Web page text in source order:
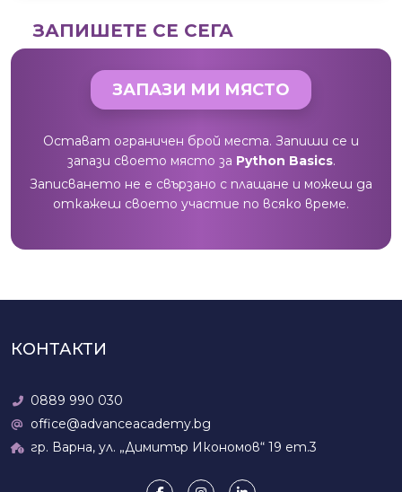
ЗАПИШЕТЕ СЕ СЕГА
ЗАПАЗИ МИ МЯСТО
Остават ограничен брой места. Запиши се и
запази своето място за Python Basics.
Записването не е свързано с плащане и можеш да
откажеш своето участие по всяко време.
КОНТАКТИ
0889 990 030
office@advanceacademy.bg
гр. Варна, ул. „Димитър Икономов“ 19 ет.3